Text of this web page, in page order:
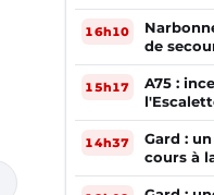
16h10
de
15h17
A75 :
14h37
Gard :
cours à